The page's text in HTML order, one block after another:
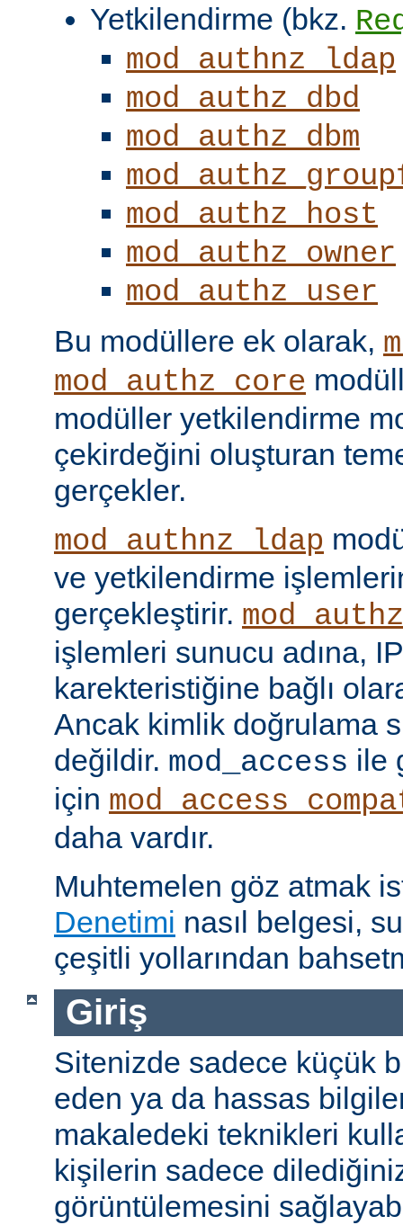
Yetkilendirme (bkz.
mod_authnz_ldap
mod_authz_dbd
mod_authz_dbm
mod_authz_host
mod_authz_owner
mod_authz_user
Bu modüllere ek olarak,
mod_authz_core
modüller yetkilendirme
çekirdeğini oluşturan
gerçekler.
mod_authnz_ldap
ve yetkilendirme
gerçekleştirir.
işlemleri sunucu adına,
karekteristiğine bağlı
Ancak kimlik doğrulama
değildir. mod_access ile
için
daha vardır.
Muhtemelen göz atmak
Denetimi nasıl belgesi,
çeşitli yollarından
Giriş
Sitenizde sadece küçük
eden ya da hassas
makaledeki teknikleri
kişilerin sadece
görüntülemesini